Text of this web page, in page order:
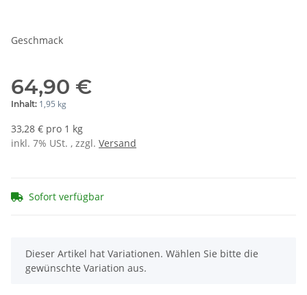
Geschmack
64,90 €
Inhalt: 1,95 kg
33,28 € pro 1 kg
inkl. 7% USt. , zzgl. Versand
Sofort verfügbar
x
Dieser Artikel hat Variationen. Wählen Sie bitte die
gewünschte Variation aus.